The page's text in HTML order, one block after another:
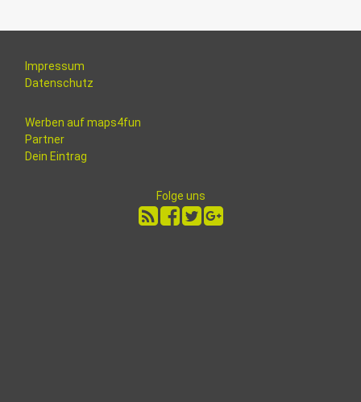
Impressum
Datenschutz
Werben auf maps4fun
Partner
Dein Eintrag
Folge uns